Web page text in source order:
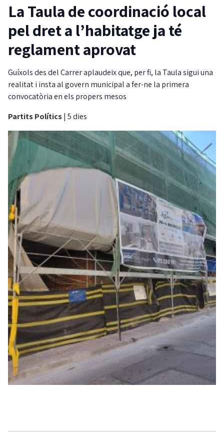
La Taula de coordinació local
pel dret a l’habitatge ja té
reglament aprovat
Guíxols des del Carrer aplaudeix que, per fi, la Taula sigui una
realitat i insta al govern municipal a fer-ne la primera
convocatòria en els propers mesos
Partits Polítics| 5 dies